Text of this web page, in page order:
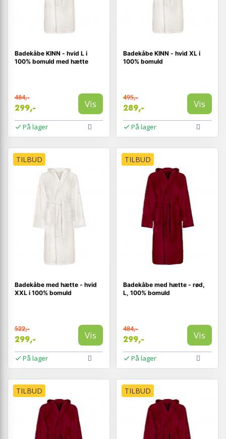
Badekåbe KINN - hvid L i
100% bomuld med hætte
484,-
299,- Vis
På lager
Badekåbe KINN - hvid XL i
100% bomuld
495,-
289,- Vis
På lager
TILBUD
Badekåbe med hætte - hvid
XXL i 100% bomuld
522,-
299,- Vis
På lager
TILBUD
Badekåbe med hætte - rød,
L, 100% bomuld
484,-
299,- Vis
På lager
TILBUD TILBUD